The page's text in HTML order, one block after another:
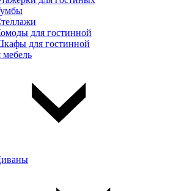
для гостинной
для гостинной